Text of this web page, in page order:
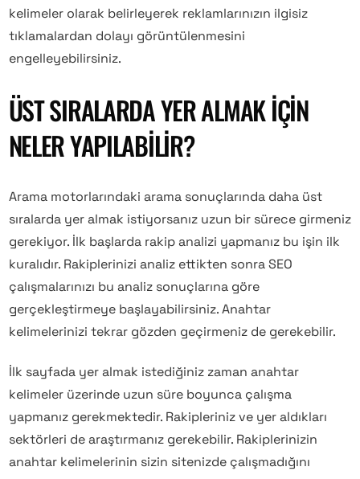
kelimeler olarak belirleyerek reklamlarınızın ilgisiz
tıklamalardan dolayı görüntülenmesini
engelleyebilirsiniz.
ÜST SIRALARDA YER ALMAK IÇIN
NELER YAPILABILIR?
Arama motorlarındaki arama sonuçlarında daha üst
sıralarda yer almak istiyorsanız uzun bir sürece girmeniz
gerekiyor. İlk başlarda rakip analizi yapmanız bu işin ilk
kuralıdır. Rakiplerinizi analiz ettikten sonra SEO
çalışmalarınızı bu analiz sonuçlarına göre
gerçekleştirmeye başlayabilirsiniz. Anahtar
kelimelerinizi tekrar gözden geçirmeniz de gerekebilir.
İlk sayfada yer almak istediğiniz zaman anahtar
kelimeler üzerinde uzun süre boyunca çalışma
yapmanız gerekmektedir. Rakipleriniz ve yer aldıkları
sektörleri de araştırmanız gerekebilir. Rakiplerinizin
anahtar kelimelerinin sizin sitenizde çalışmadığını